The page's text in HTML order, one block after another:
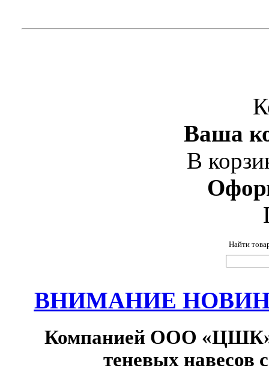
Ваша
В
Найти
ВНИМАНИЕ
Компанией ООО «ЦШК»
теневых навесов